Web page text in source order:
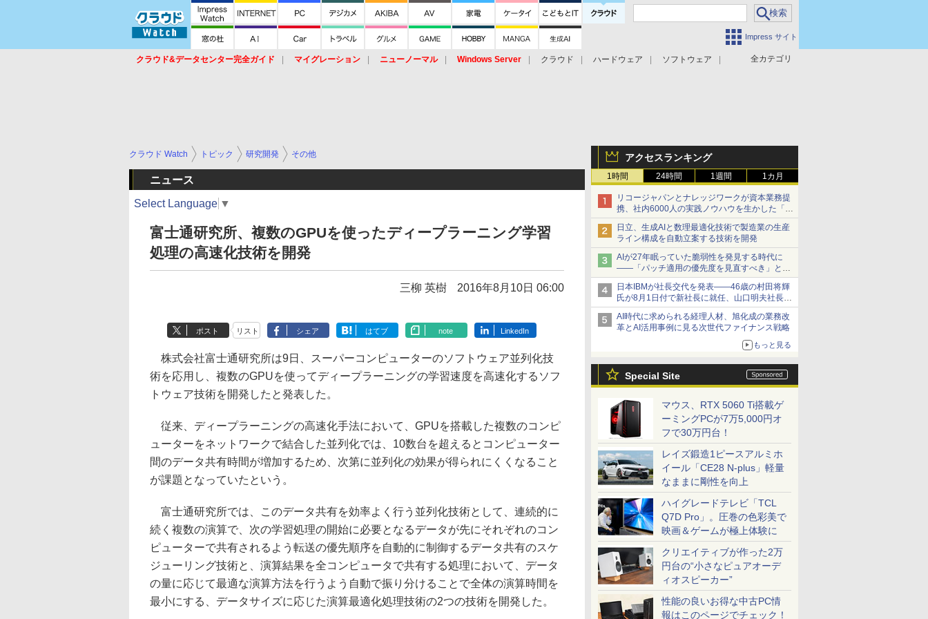
Impress サイト
全カテゴリ
クラウド&データセンター完全ガイド マイグレーション ニューノーマル Windows Server クラウド ハードウェア
ソフトウェア
アクセスランキング
1時間 24時間 1週間 1カ月
リコージャパンとナレッジワークが資本業務提
携、社内6000人の実践ノウハウを生かした「AI
商談記録 for RICOH」を展開へ
日立、生成AIと数理最適化技術で製造業の生産
ライン構成を自動立案する技術を開発
AIが27年眠っていた脆弱性を発見する時代に
――「パッチ適用の優先度を見直すべき」とセ
キュリティ専門家
日本IBMが社長交代を発表――46歳の村田将輝
氏が8月1日付で新社長に就任、山口明夫社長は
会長へ
AI時代に求められる経理人材、旭化成の業務改
革とAI活用事例に見る次世代ファイナンス戦略
もっと見る
Special Site
マウス、RTX 5060 Ti搭載ゲ
ーミングPCが7万5,000円オ
フで30万円台！
レイズ鍛造1ピースアルミホ
イール「CE28 N-plus」軽量
なままに剛性を向上
ハイグレードテレビ「TCL
Q7D Pro」。圧巻の色彩美で
映画＆ゲームが極上体験に
クリエイティブが作った2万
円台の“小さなピュアオーデ
ィオスピーカー”
性能の良いお得な中古PC情
報はこのページでチェック！
クラウド Watch トピック 研究開発 その他
ニュース
Select Language ▼
富士通研究所、複数のGPUを使ったディープラーニング学習
処理の高速化技術を開発
三柳 英樹 2016年8月10日 06:00
ポスト リスト シェア はてブ note LinkedIn
株式会社富士通研究所は9日、スーパーコンピューターのソフトウェア並列化技
術を応用し、複数のGPUを使ってディープラーニングの学習速度を高速化するソフ
トウェア技術を開発したと発表した。
従来、ディープラーニングの高速化手法において、GPUを搭載した複数のコンピ
ューターをネットワークで結合した並列化では、10数台を超えるとコンピューター
間のデータ共有時間が増加するため、次第に並列化の効果が得られにくくなること
が課題となっていたという。
富士通研究所では、このデータ共有を効率よく行う並列化技術として、連続的に
続く複数の演算で、次の学習処理の開始に必要となるデータが先にそれぞれのコン
ピューターで共有されるよう転送の優先順序を自動的に制御するデータ共有のスケ
ジューリング技術と、演算結果を全コンピュータで共有する処理において、データ
の量に応じて最適な演算方法を行うよう自動で振り分けることで全体の演算時間を
最小にする、データサイズに応じた演算最適化処理技術の2つの技術を開発した。